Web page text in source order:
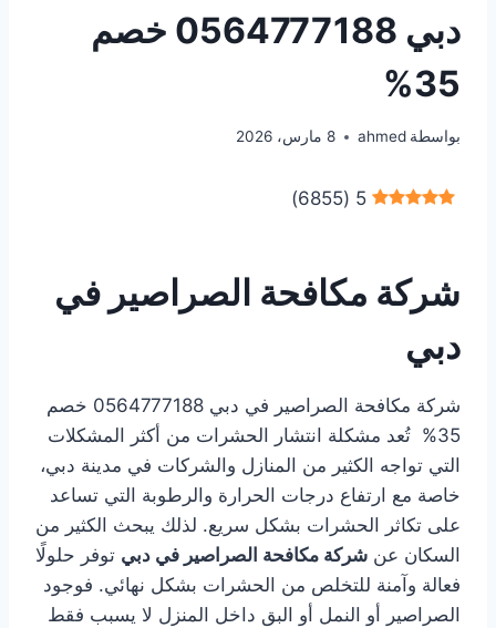
دبي 0564777188 خصم
35%
بواسطة ahmed 8 مارس، 2026
5
(
6855
)
شركة مكافحة الصراصير في
دبي
شركة مكافحة الصراصير في دبي 0564777188 خصم
35% تُعد مشكلة انتشار الحشرات من أكثر المشكلات
التي تواجه الكثير من المنازل والشركات في مدينة دبي،
خاصة مع ارتفاع درجات الحرارة والرطوبة التي تساعد
على تكاثر الحشرات بشكل سريع. لذلك يبحث الكثير من
السكان عن شركة مكافحة الصراصير في دبي توفر حلولًا
فعالة وآمنة للتخلص من الحشرات بشكل نهائي. فوجود
الصراصير أو النمل أو البق داخل المنزل لا يسبب فقط